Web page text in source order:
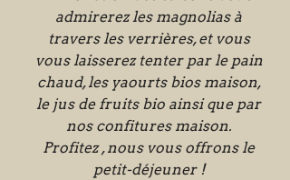
admirerez les magnolias à
travers les verrières, et vous
vous laisserez tenter par le pain
chaud, les yaourts bios maison,
le jus de fruits bio ainsi que par
nos confitures maison.
Profitez , nous vous offrons le
petit-déjeuner !